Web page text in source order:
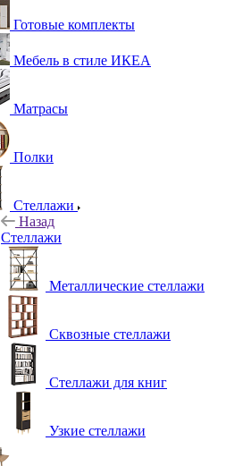
Готовые комплекты
Мебель в стиле ИКЕА
Матрасы
Полки
Стеллажи
Назад
Стеллажи
Металлические стеллажи
Сквозные стеллажи
Стеллажи для книг
Узкие стеллажи